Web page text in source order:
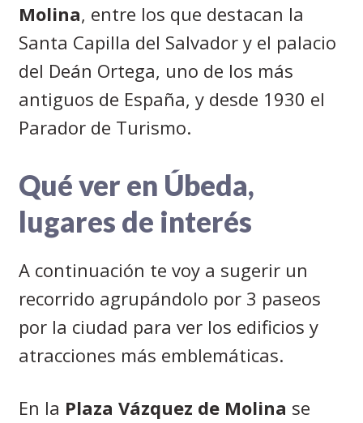
Molina, entre los que destacan la
Santa Capilla del Salvador y el palacio
del Deán Ortega, uno de los más
antiguos de España, y desde 1930 el
Parador de Turismo.
Qué ver en Úbeda,
lugares de interés
A continuación te voy a sugerir un
recorrido agrupándolo por 3 paseos
por la ciudad para ver los edificios y
atracciones más emblemáticas.
En la Plaza Vázquez de Molina se